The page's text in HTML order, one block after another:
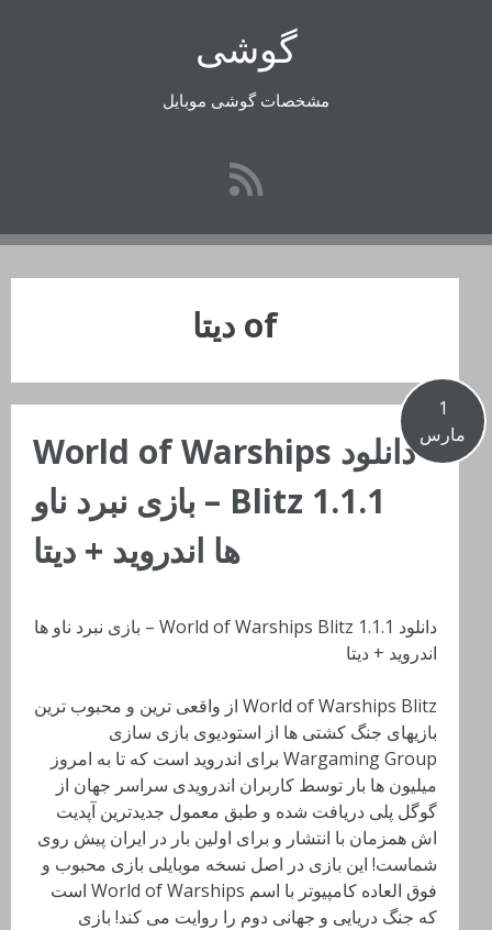
گوشی
مشخصات گوشی موبایل
of دیتا
1
مارس
دانلود World of Warships
Blitz 1.1.1 – بازی نبرد ناو
ها اندروید + دیتا
دانلود World of Warships Blitz 1.1.1 – بازی نبرد ناو ها
اندروید + دیتا
World of Warships Blitz از واقعی ترین و محبوب ترین
بازیهای جنگ کشتی ها از استودیوی بازی سازی
Wargaming Group برای اندروید است که تا به امروز
میلیون ها بار توسط کاربران اندرویدی سراسر جهان از
گوگل پلی دریافت شده و طبق معمول جدیدترین آپدیت
اش همزمان با انتشار و برای اولین بار در ایران پیش روی
شماست! این بازی در اصل نسخه موبایلی بازی محبوب و
فوق العاده کامپیوتر با اسم World of Warships است
که جنگ دریایی و جهانی دوم را روایت می کند! بازی